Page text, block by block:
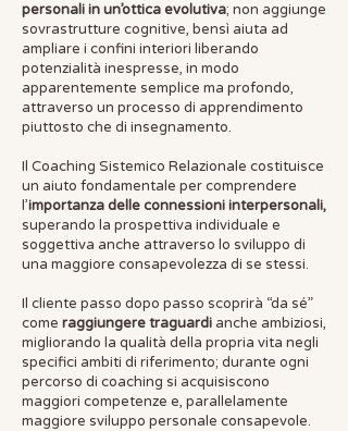
personali in un’ottica evolutiva; non aggiunge
sovrastrutture cognitive, bensì aiuta ad
ampliare i confini interiori liberando
potenzialità inespresse, in modo
apparentemente semplice ma profondo,
attraverso un processo di apprendimento
piuttosto che di insegnamento.
Il Coaching Sistemico Relazionale costituisce
un aiuto fondamentale per comprendere
l’importanza delle connessioni interpersonali,
superando la prospettiva individuale e
soggettiva anche attraverso lo sviluppo di
una maggiore consapevolezza di se stessi.
Il cliente passo dopo passo scoprirà “da sé”
come raggiungere traguardi anche ambiziosi,
migliorando la qualità della propria vita negli
specifici ambiti di riferimento; durante ogni
percorso di coaching si acquisiscono
maggiori competenze e, parallelamente
maggiore sviluppo personale consapevole.